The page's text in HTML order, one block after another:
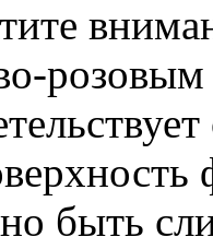
розовым
быть